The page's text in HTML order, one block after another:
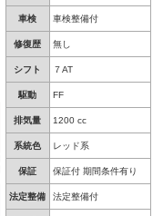
車検 車検整備付
修復歴 無し
シフト ７AT
駆動 FF
排気量 1200 cc
系統色 レッド系
保証 保証付 期間条件有り
法定整備 法定整備付